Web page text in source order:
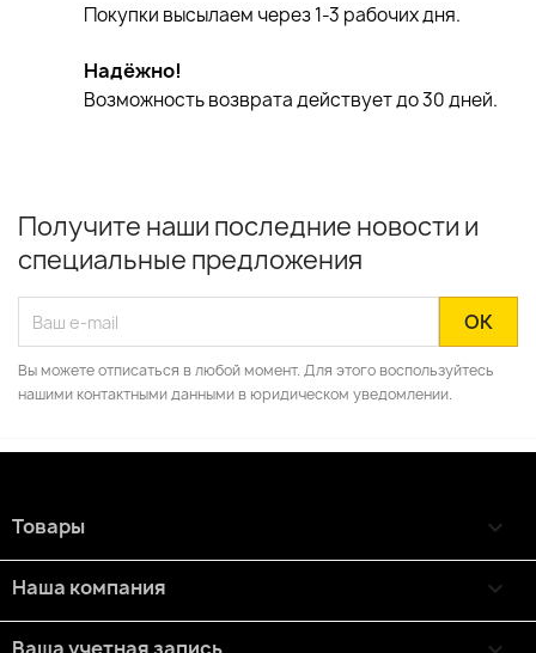
Покупки высылаем через 1-3 рабочих дня.
Надёжно!
Возможность возврата действует до 30 дней.
Получите наши последние новости и
специальные предложения
Вы можете отписаться в любой момент. Для этого воспользуйтесь
нашими контактными данными в юридическом уведомлении.
Товары 
Наша компания 